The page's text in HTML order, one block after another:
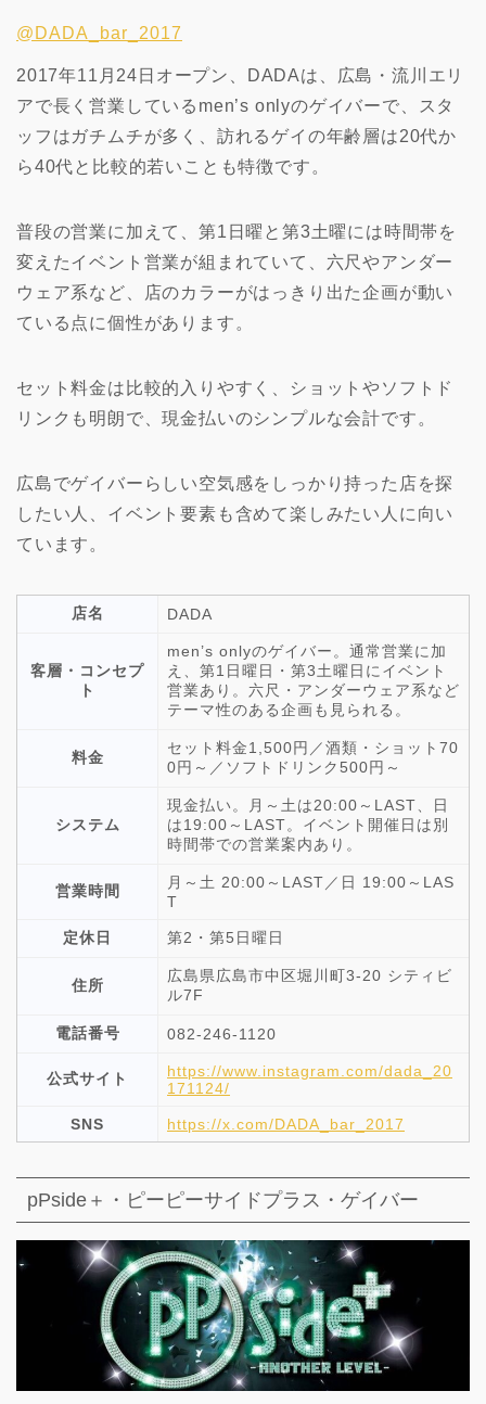
@DADA_bar_2017
2017年11月24日オープン、DADAは、広島・流川エリ
アで長く営業しているmen’s onlyのゲイバーで、スタ
ッフはガチムチが多く、訪れるゲイの年齢層は20代か
ら40代と比較的若いことも特徴です。
普段の営業に加えて、第1日曜と第3土曜には時間帯を
変えたイベント営業が組まれていて、六尺やアンダー
ウェア系など、店のカラーがはっきり出た企画が動い
ている点に個性があります。
セット料金は比較的入りやすく、ショットやソフトド
リンクも明朗で、現金払いのシンプルな会計です。
広島でゲイバーらしい空気感をしっかり持った店を探
したい人、イベント要素も含めて楽しみたい人に向い
ています。
店名 DADA
客層・コンセプ
ト
men’s onlyのゲイバー。通常営業に加
え、第1日曜日・第3土曜日にイベント
営業あり。六尺・アンダーウェア系など
テーマ性のある企画も見られる。
料金
セット料金1,500円／酒類・ショット70
0円～／ソフトドリンク500円～
システム
現金払い。月～土は20:00～LAST、日
は19:00～LAST。イベント開催日は別
時間帯での営業案内あり。
営業時間
月～土 20:00～LAST／日 19:00～LAS
T
定休日 第2・第5日曜日
住所
広島県広島市中区堀川町3-20 シティビ
ル7F
電話番号 082-246-1120
公式サイト
https://www.instagram.com/dada_20
171124/
SNS https://x.com/DADA_bar_2017
pPside＋・ピーピーサイドプラス・ゲイバー